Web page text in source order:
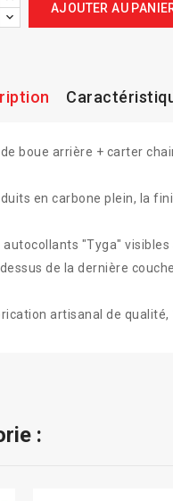
AJOUTER AU
boue arrière + carter
en carbone plein, la
autocollants "Tyga"
de la dernière
artisanal de qualité,
: